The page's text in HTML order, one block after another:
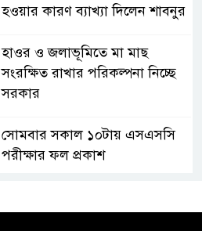
হওয়ার কারণ ব্যাখ্যা দিলেন শাবনুর
হাওর ও জলাভূমিতে মা মাছ
সংরক্ষিত রাখার পরিকল্পনা নিচ্ছে
সরকার
সোমবার সকাল ১০টায় এসএসসি
পরীক্ষার ফল প্রকাশ